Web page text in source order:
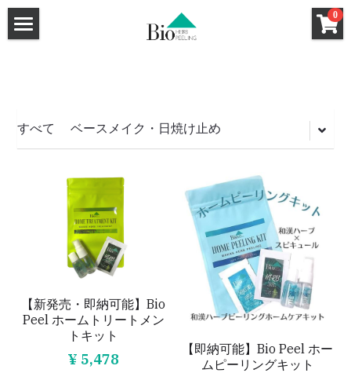
0
ハーブピーリングHow To
強炭酸ガスパック
炭酸小顔メソット認定講座
和漢ハーブフォーミングウォッシュ
和漢ハーブクレンジング
導入サロン一覧
特薦サロン
Bio Peel特薦サロン
HANAHANA by DAHLIA（福岡）
GLANZ（大阪）
Bio Peel特薦サロン
FRONTiNO（千葉）
Bio Peel特薦サロン
Bio Peel講師
Co2パック新規お取引ページ
新規お取引希望のサロン様へ
すべて ベースメイク・日焼け止め
【新発売・即納可能】Bio
Peel ホームトリートメン
トキット
¥ 5,478
【即納可能】Bio Peel ホー
ムピーリングキット
×
ストアカテゴリー
クレンジング
サロン導入キット
ハーブピーリング
和漢ハーブCo2パック